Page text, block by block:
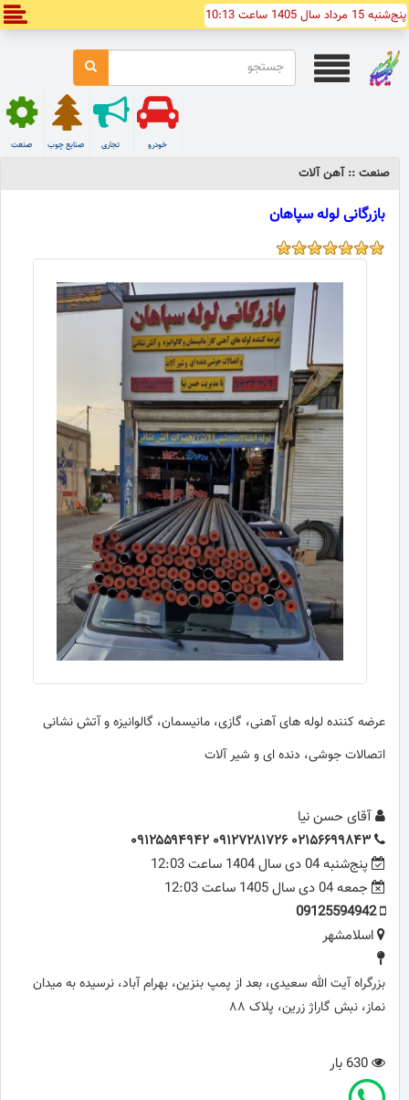
پنج‌شنبه 15 مرداد سال 1405 ساعت 10:13
صنعت صنایع چوب تجاری خودرو
صنعت :: آهن آلات
بازرگانی لوله سپاهان
عرضه کننده لوله های آهنی، گازی، مانیسمان، گالوانیزه و آتش نشانی
اتصالات جوشی، دنده ای و شیر آلات
آقای حسن نیا
۰۹۱۲۵۵۹۴۹۴۲ ۰۹۱۲۷۲۸۱۷۲۶ ۰۲۱۵۶۶۹۹۸۴۳
پنج‌شنبه 04 دی سال 1404 ساعت 12:03
جمعه 04 دی سال 1405 ساعت 12:03
09125594942
اسلامشهر
بزرگراه آیت الله سعیدی، بعد از پمپ بنزین، بهرام آباد، نرسیده به میدان
نماز، نبش گاراژ زرین، پلاک ۸۸
630 بار